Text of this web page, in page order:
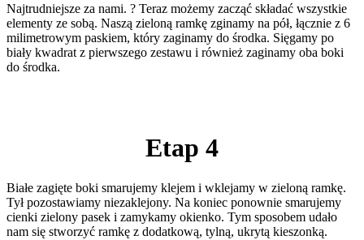
Najtrudniejsze za nami. ? Teraz możemy zacząć składać wszystkie
elementy ze sobą. Naszą zieloną ramkę zginamy na pół, łącznie z 6
milimetrowym paskiem, który zaginamy do środka. Sięgamy po
biały kwadrat z pierwszego zestawu i również zaginamy oba boki
do środka.
Etap 4
Białe zagięte boki smarujemy klejem i wklejamy w zieloną ramkę.
Tył pozostawiamy niezaklejony. Na koniec ponownie smarujemy
cienki zielony pasek i zamykamy okienko. Tym sposobem udało
nam się stworzyć ramkę z dodatkową, tylną, ukrytą kieszonką.